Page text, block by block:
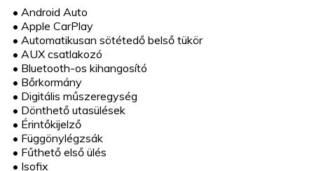
• Android Auto
• Apple CarPlay
• Automatikusan sötétedő belső tükör
• AUX csatlakozó
• Bluetooth-os kihangosító
• Bőrkormány
• Digitális műszeregység
• Dönthető utasülések
• Érintőkijelző
• Függönylégzsák
• Fűthető első ülés
• Isofix